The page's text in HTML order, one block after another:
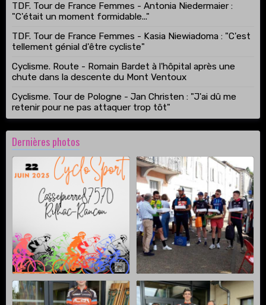
TDF. Tour de France Femmes - Antonia Niedermaier :
"C'était un moment formidable..."
TDF. Tour de France Femmes - Kasia Niewiadoma : "C'est
tellement génial d'être cycliste"
Cyclisme. Route - Romain Bardet à l'hôpital après une
chute dans la descente du Mont Ventoux
Cyclisme. Tour de Pologne - Jan Christen : "J'ai dû me
retenir pour ne pas attaquer trop tôt"
Dernières photos